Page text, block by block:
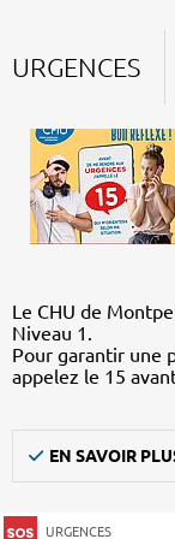
URGENCES
Le CHU de
Niveau 1.
Pour garantir une
appelez le 15
EN SAVOIR
URGENCES